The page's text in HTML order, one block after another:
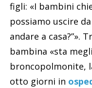
figli: «I bambini
possiamo uscire
andare a casa?”».
bambina «sta
broncopolmonite,
otto giorni in